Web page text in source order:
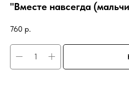
"Вместе навсегда
760 р.